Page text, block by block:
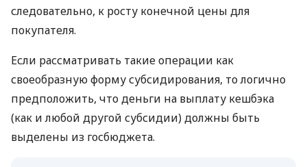
следовательно, к росту конечной цены для
покупателя.
Если рассматривать такие операции как
своеобразную форму субсидирования, то логично
предположить, что деньги на выплату кешбэка
(как и любой другой субсидии) должны быть
выделены из госбюджета.